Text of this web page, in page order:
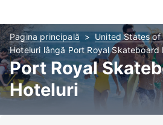
Pagina principală
United States of
Hoteluri lângă Port Royal Skateboard
Port Royal
Hoteluri